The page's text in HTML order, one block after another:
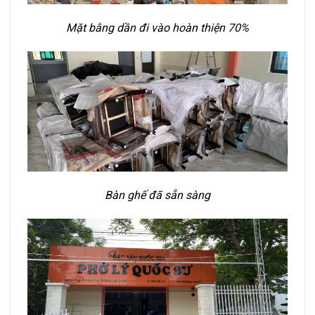
Mặt bằng dần đi vào hoàn thiện 70%
Bàn ghế đã sẵn sàng